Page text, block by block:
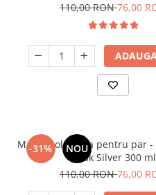
110,00 RON76,00
-31% NOU
Masca coloranta pentru par
Mask Silver 300 ml
110,00 RON76,00